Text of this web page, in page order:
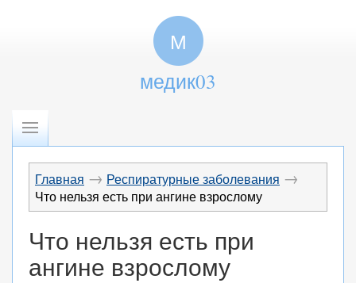
М
медик03
Главная → Респиратурные заболевания →
Что нельзя есть при ангине взрослому
Что нельзя есть при
ангине взрослому